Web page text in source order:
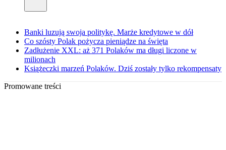
Banki luzują swoja politykę. Marże kredytowe w dół
Co szósty Polak pożycza pieniądze na święta
Zadłużenie XXL: aż 371 Polaków ma długi liczone w
milionach
Książeczki marzeń Polaków. Dziś zostały tylko rekompensaty
Promowane treści